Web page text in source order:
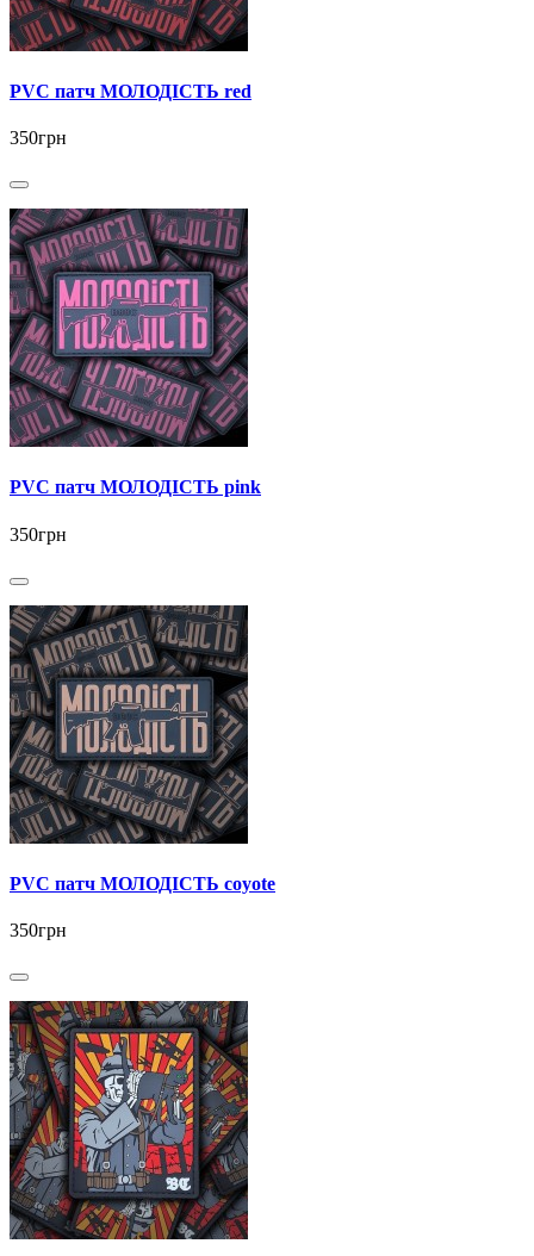
PVC патч МОЛОДІСТЬ red
350грн
PVC патч МОЛОДІСТЬ pink
350грн
PVC патч МОЛОДІСТЬ coyote
350грн